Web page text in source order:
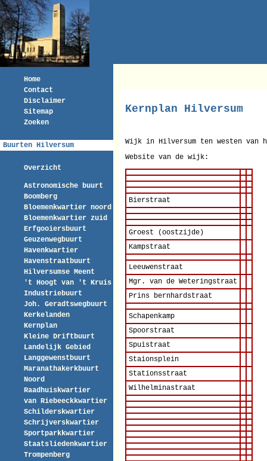
Home
Contact
Disclaimer
Sitemap
Zoeken
Buurten Hilversum
Overzicht
Astronomische buurt
Boomberg
Bloemenkwartier noord
Bloemenkwartier zuid
Erfgooiersbuurt
Geuzenwegbuurt
Havenkwartier
Havenstraatbuurt
Hilversumse Meent
't Hoogt van 't Kruis
Industriebuurt
Joh. Geradtswegbuurt
Kerkelanden
Kernplan
Kleine Driftbuurt
Landelijk Gebied
Langgewenstbuurt
Maranathakerkbuurt
Noord
Raadhuiskwartier
van Riebeeckkwartier
Schilderskwartier
Schrijverskwartier
Sportparkkwartier
Staatsliedenkwartier
Trompenberg
Kernplan Hilversum
Wijk in Hilversum ten westen van
Website van de wijk:
Bierstraat
Groest (oostzijde)
Kampstraat
Leeuwenstraat
Mgr. van de Weteringstraat
Prins bernhardstraat
Schapenkamp
Spoorstraat
Spuistraat
Staionsplein
Stationsstraat
Wilhelminastraat